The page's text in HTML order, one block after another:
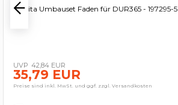
Makita Umbauset Faden für DUR365 - 197295-5
42,84 EUR
35,79 EUR
Preise sind inkl. MwSt. und ggf. zzgl. Versandkosten